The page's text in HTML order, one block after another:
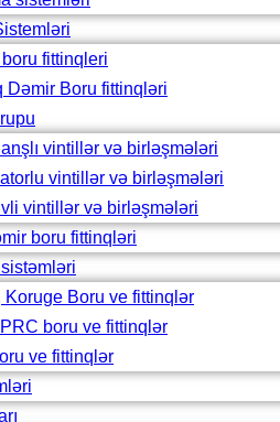
fittinqleri
Dəmir Boru fittinqləri
vintillər və birləşmələri
vintillər və birləşmələri
vintillər və birləşmələri
boru fittinqləri
Koruge Boru ve fittinqlər
boru ve fittinqlər
ve fittinqlər